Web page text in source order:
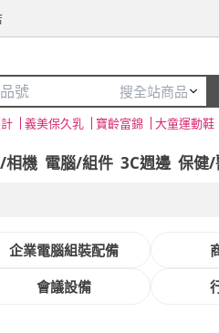
搜全站商品
義美保久乳 寶齡富錦 大童運動鞋
相機 電腦/組件 3C週邊 保健/
企業電腦組裝配備
會議設備